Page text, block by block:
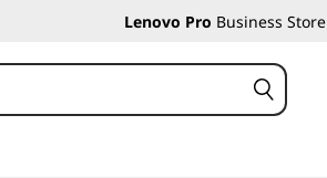
Lenovo Pro Business Store